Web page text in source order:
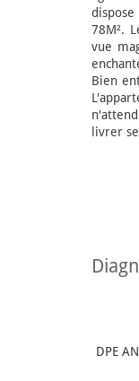
78M².
vue
Bien
livrer
DPE